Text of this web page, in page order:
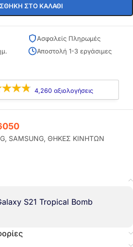
ΣΤΟ ΚΑΛΆΘΙ
Ασφαλείς Πληρωμές
Αποστολή 1-3 εργάσιμες
4,260 αξιολογήσεις
, SAMSUNG, ΘΗΚΕΣ ΚΙΝΗΤΩΝ
S21 Tropical Bomb